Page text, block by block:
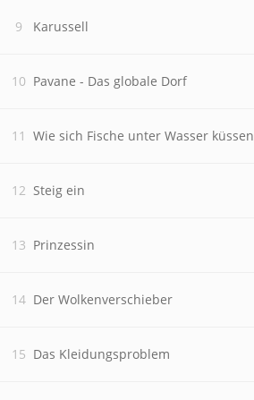
Karussell
Pavane - Das globale Dorf
Wie sich Fische unter Wasser küssen
Steig ein
Prinzessin
Der Wolkenverschieber
Das Kleidungsproblem